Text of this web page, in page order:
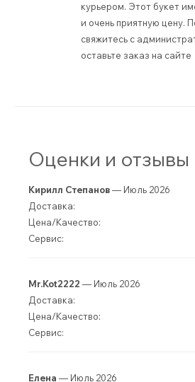
курьером. Этот букет
и очень приятную цену.
свяжитесь с
оставьте заказ на сайте
Оценки и отзывы
Кирилл Степанов— Июль 2026
Доставка:
Цена/Качество:
Сервис:
Mr.Kot2222 — Июль 2026
Доставка:
Цена/Качество:
Сервис:
Елена — Июль 2026